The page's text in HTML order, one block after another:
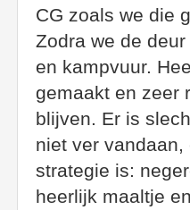
CG zoals we die
Zodra we de
en kampvuur.
gemaakt en zeer
blijven. Er is
niet ver
strategie is:
heerlijk maaltje